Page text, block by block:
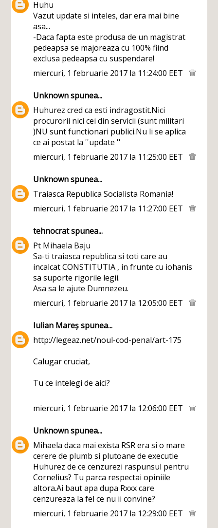
Huhu
Vazut update si inteles, dar era mai bine
asa...
-Daca fapta este produsa de un magistrat
pedeapsa se majoreaza cu 100% fiind
exclusa pedeapsa cu suspendare!
miercuri, 1 februarie 2017 la 11:24:00 EET
Unknownspunea...
Huhurez cred ca esti indragostit.Nici
procurorii nici cei din servicii (sunt militari
)NU sunt functionari publici.Nu li se aplica
ce ai postat la ''update ''
miercuri, 1 februarie 2017 la 11:25:00 EET
Unknownspunea...
Traiasca Republica Socialista Romania!
miercuri, 1 februarie 2017 la 11:27:00 EET
tehnocratspunea...
Pt Mihaela Baju
Sa-ti traiasca republica si toti care au
incalcat CONSTITUTIA , in frunte cu iohanis
sa suporte rigorile legii.
Asa sa le ajute Dumnezeu.
miercuri, 1 februarie 2017 la 12:05:00 EET
Iulian Mareșspunea...
http://legeaz.net/noul-cod-penal/art-175
Calugar cruciat,
Tu ce intelegi de aici?
miercuri, 1 februarie 2017 la 12:06:00 EET
Unknownspunea...
Mihaela daca mai exista RSR era si o mare
cerere de plumb si plutoane de executie
Huhurez de ce cenzurezi raspunsul pentru
Cornelius? Tu parca respectai opiniile
altora.Ai baut apa dupa Rxxx care
cenzureaza la fel ce nu ii convine?
miercuri, 1 februarie 2017 la 12:29:00 EET